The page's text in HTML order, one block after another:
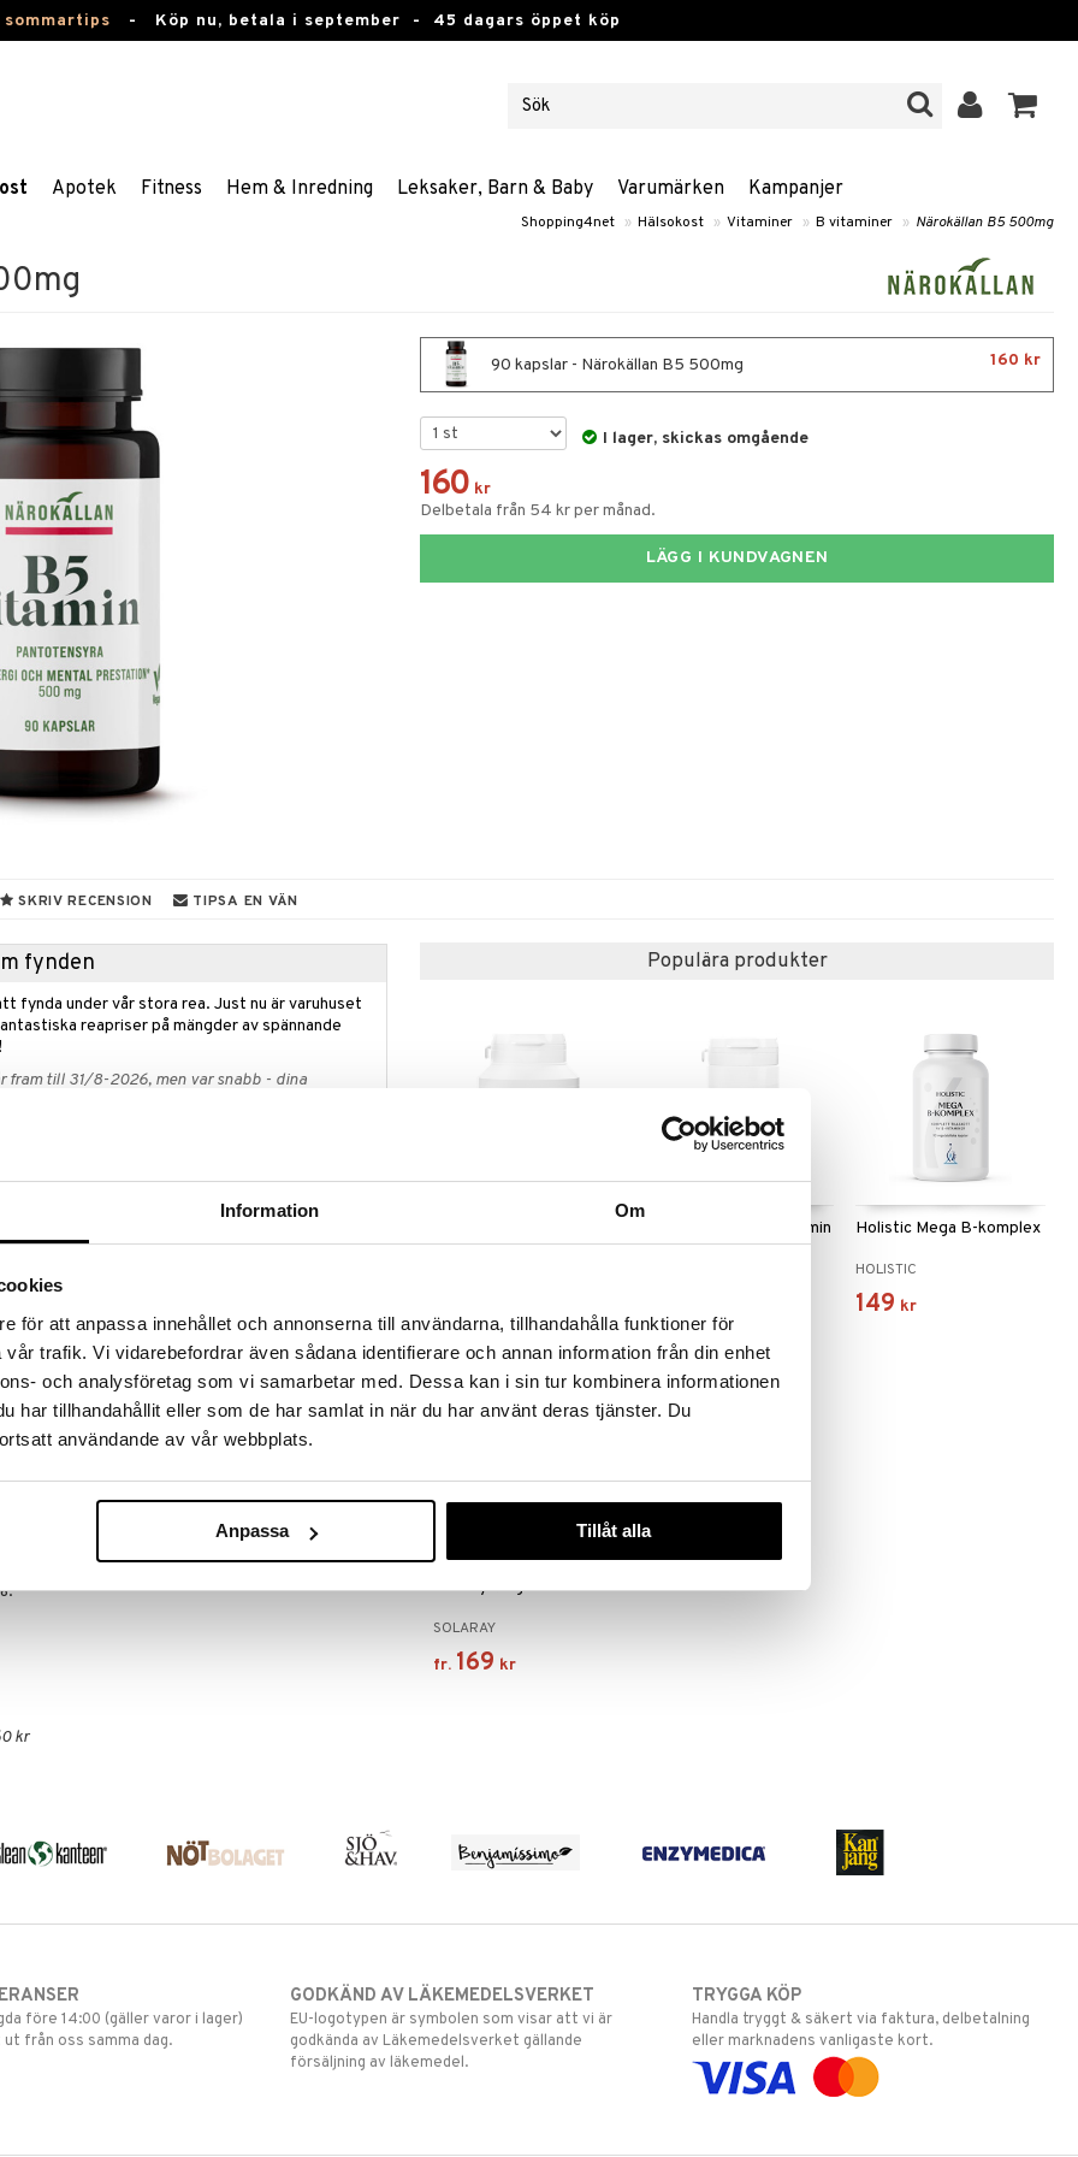
Information Om
för att anpassa innehållet och annonserna till användarna, tillhandahålla funktioner för
trafik. Vi vidarebefordrar även sådana identifierare och annan information från din enhet
och analysföretag som vi samarbetar med. Dessa kan i sin tur kombinera informationen
har tillhandahållit eller som de har samlat in när du har använt deras tjänster. Du
användande av vår webbplats.
Anpassa Tillåt alla
- Köp nu, betala i september - 45 dagars öppet köp
Apotek Fitness Hem & Inredning Leksaker, Barn & Baby Varumärken Kampanjer
Shopping4net » Hälsokost » Vitaminer » B vitaminer » Närokällan B5 500mg
90 kapslar - Närokällan B5 500mg 160 kr
I lager, skickas omgående
160 kr
Delbetala från 54 kr per månad.
LÄGG I KUNDVAGNEN
SKRIV RECENSION TIPSA EN VÄN
fynden
fynda under vår stora rea. Just nu är varuhuset
reapriser på mängder av spännande
fram till 31/8-2026, men var snabb - dina
mental funktion, behövs för produktion av
naglar samt involverad i frigörandet av energi
En hälsosam livsstil och en varierad och
ersätter inte en varierad kost. Informera din
om du står under medicinsk behandling.
vegetabilisk kapsel (pullulan).
kr
Populära produkter
Helhetshälsa B12-vitamin Holistic Mega B-komplex
HOLISTIC
149 kr
Solaray Mega-B stress
SOLARAY
fr. 169 kr
före 14:00 (gäller varor i lager)
från oss samma dag.
GODKÄND AV LÄKEMEDELSVERKET
EU-logotypen är symbolen som visar att vi är
godkända av Läkemedelsverket gällande
försäljning av läkemedel.
TRYGGA KÖP
Handla tryggt & säkert via faktura, delbetalning
eller marknadens vanligaste kort.